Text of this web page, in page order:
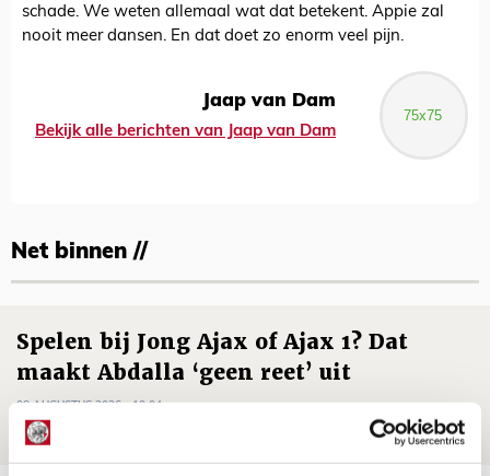
schade. We weten allemaal wat dat betekent. Appie zal
nooit meer dansen. En dat doet zo enorm veel pijn.
Jaap van Dam
Bekijk alle berichten van Jaap van Dam
Net binnen //
Spelen bij Jong Ajax of Ajax 1? Dat
maakt Abdalla ‘geen reet’ uit
08 AUGUSTUS 2026 - 10:04
NIEUWS